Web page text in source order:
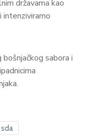
državama kao
intenziviramo
sabora i
sda